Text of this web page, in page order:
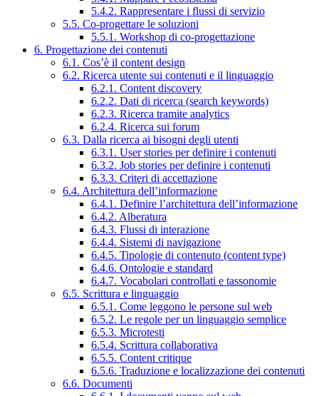
5.4.2. Rappresentare i flussi di servizio
5.5. Co-progettare le soluzioni
5.5.1. Workshop di co-progettazione
6. Progettazione dei contenuti
6.1. Cos’è il content design
6.2. Ricerca utente sui contenuti e il linguaggio
6.2.1. Content discovery
6.2.2. Dati di ricerca (search keywords)
6.2.3. Ricerca tramite analytics
6.2.4. Ricerca sui forum
6.3. Dalla ricerca ai bisogni degli utenti
6.3.1. User stories per definire i contenuti
6.3.2. Job stories per definire i contenuti
6.3.3. Criteri di accettazione
6.4. Architettura dell’informazione
6.4.1. Definire l’architettura dell’informazione
6.4.2. Alberatura
6.4.3. Flussi di interazione
6.4.4. Sistemi di navigazione
6.4.5. Tipologie di contenuto (content type)
6.4.6. Ontologie e standard
6.4.7. Vocabolari controllati e tassonomie
6.5. Scrittura e linguaggio
6.5.1. Come leggono le persone sul web
6.5.2. Le regole per un linguaggio semplice
6.5.3. Microtesti
6.5.4. Scrittura collaborativa
6.5.5. Content critique
6.5.6. Traduzione e localizzazione dei contenuti
6.6. Documenti